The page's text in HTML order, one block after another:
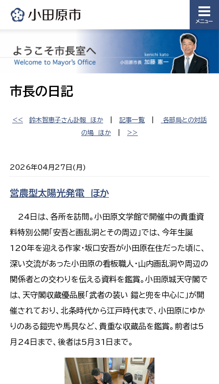
メニュー
市長の日記
<< 鈴木智惠子さん訃報 ほか 記事一覧
各部局との対話
の場 ほか
>>
2026年04月27日(月)
営農型太陽光発電 ほか
24日は、各所を訪問。小田原文学館で開催中の貴重資
料特別公開「安吾と画乱洞とその周辺」では、今年生誕
120年を迎える作家・坂口安吾が小田原在住だった頃に、
深い交流があった小田原の看板職人・山内画乱洞や周辺の
関係者との交わりを伝える資料を鑑賞。小田原城天守閣で
は、天守閣収蔵優品展「武者の装い 鎧と兜を中心に」が開
催されており、北条時代から江戸時代まで、小田原にゆか
りのある鎧兜や馬具など、貴重な収蔵品を鑑賞。前者は5
月24日まで、後者は5月31日まで。